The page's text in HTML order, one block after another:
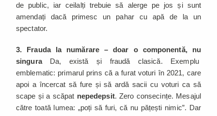
de public, iar ceilalți trebuie să alerge pe jos și sunt
amendați dacă primesc un pahar cu apă de la un
spectator.
3. Frauda la numărare – doar o componentă, nu
singura Da, există și fraudă clasică. Exemplu
emblematic: primarul prins că a furat voturi în 2021, care
apoi a încercat să fure și să ardă sacii cu voturi ca să
scape și a scăpat nepedepsit. Zero consecințe. Mesajul
către toată lumea: „poți să furi, că nu pățești nimic”. Dar